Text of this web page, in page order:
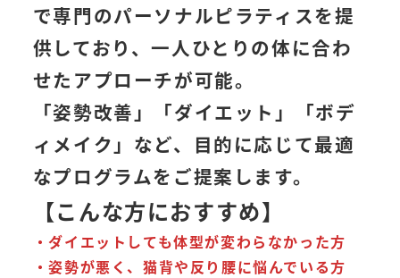
で専門のパーソナルピラティスを提
供しており、一人ひとりの体に合わ
せたアプローチが可能。
「姿勢改善」「ダイエット」「ボデ
ィメイク」など、目的に応じて最適
なプログラムをご提案します。
【こんな方におすすめ】
・ダイエットしても体型が変わらなかった方
・姿勢が悪く、猫背や反り腰に悩んでいる方